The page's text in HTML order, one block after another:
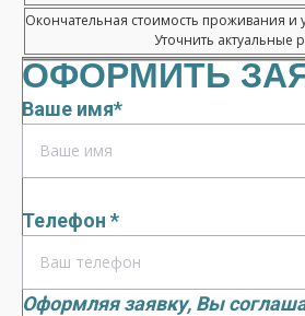
Окончательная стоимость проживания и
Уточнить актуальные
ОФОРМИТЬ
Ваше имя*
Телефон *
Оформляя заявку, Вы